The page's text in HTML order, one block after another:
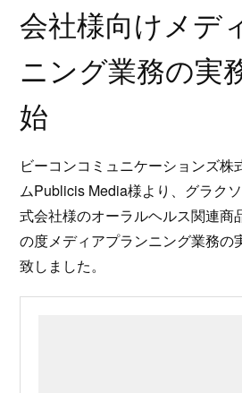
会社様向けメデ
ニング業務の実
始
ビーコンコミュニケーションズ株
ムPublicis Media様より、グラク
式会社様のオーラルヘルス関連商
の度メディアプランニング業務の
致しました。